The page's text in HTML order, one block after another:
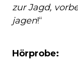
zur Jagd,
jagen!“
Hörprobe: